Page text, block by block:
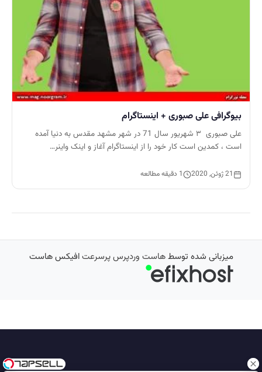
بیوگرافی علی صبوری + اینستاگرام
علی صبوری ۳ شهریور سال 71 در شهر مشهد مقدس به دنیا آمده
است ، کمدین است کار خود را از اینستاگرام آغاز و اینک واینر…
21 ژوئن, 2020 1 دقیقه مطالعه
میزبانی شده توسطهاست وردپرس پرسرعتافیکس هاست